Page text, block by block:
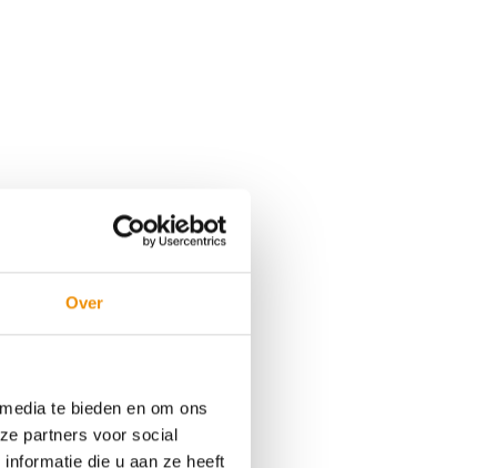
Over
te bieden en om ons
partners voor social
die u aan ze heeft